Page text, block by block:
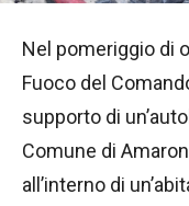
Nel pomeriggio di
Fuoco del
supporto di
Comune di
all’interno di